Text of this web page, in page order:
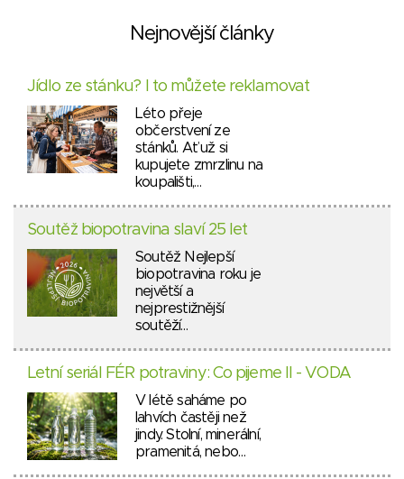
Nejnovější články
Jídlo ze stánku? I to můžete reklamovat
Léto přeje
občerstvení ze
stánků. Ať už si
kupujete zmrzlinu na
koupališti,…
Soutěž biopotravina slaví 25 let
Soutěž Nejlepší
biopotravina roku je
největší a
nejprestižnější
soutěží…
Letní seriál FÉR potraviny: Co pijeme II - VODA
V létě saháme po
lahvích častěji než
jindy. Stolní, minerální,
pramenitá, nebo…